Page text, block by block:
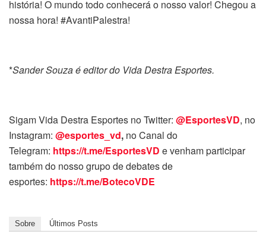
história! O mundo todo conhecerá o nosso valor! Chegou a
nossa hora! #AvantiPalestra!
*Sander Souza é editor do Vida Destra Esportes.
Sigam Vida Destra Esportes no Twitter: @EsportesVD, no
Instagram: @esportes_vd, no Canal do
Telegram: https://t.me/EsportesVD e venham participar
também do nosso grupo de debates de
esportes: https://t.me/BotecoVDE
Sobre Últimos Posts